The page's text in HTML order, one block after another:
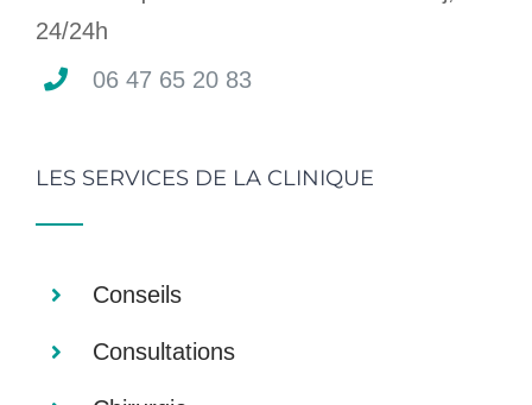
24/24h
06 47 65 20 83
LES SERVICES DE LA CLINIQUE
Conseils
Consultations